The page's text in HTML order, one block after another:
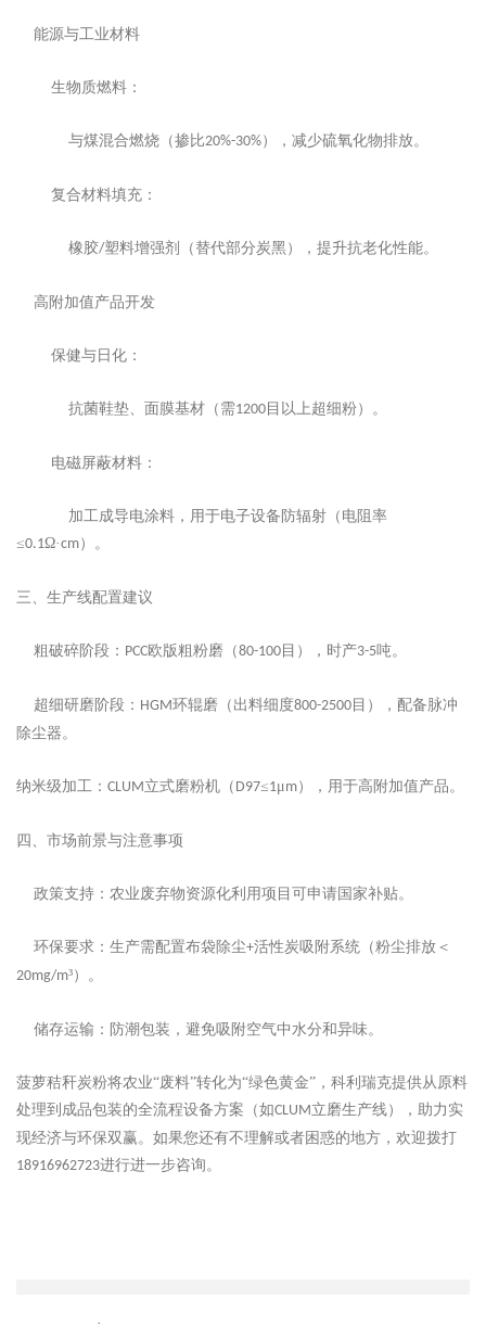
‌能源与工业材料‌
‌生物质燃料‌：
与煤混合燃烧（掺比20%-30%），减少硫氧化物排放。
‌复合材料填充‌：
橡胶/塑料增强剂（替代部分炭黑），提升抗老化性能。
‌高附加值产品开发‌
‌保健与日化‌：
抗菌鞋垫、面膜基材（需1200目以上超细粉）。
‌电磁屏蔽材料‌：
加工成导电涂料，用于电子设备防辐射（电阻率
≤0.1Ω·cm）。
‌三、生产线配置建议‌
‌粗破碎阶段‌： PCC欧版粗粉磨（80-100目），时产3-5吨。
‌超细研磨阶段‌： HGM环辊磨（出料细度800-2500目），配备脉冲
除尘器。
‌纳米级加工‌： CLUM立式磨粉机（ D97≤1μ m），用于高附加值产品。
‌四、市场前景与注意事项‌
‌政策支持‌：农业废弃物资源化利用项目可申请国家补贴。
‌环保要求‌：生产需配置布袋除尘+活性炭吸附系统（粉尘排放＜
20mg/m³）。
‌储存运输‌：防潮包装，避免吸附空气中水分和异味。
菠萝秸秆炭粉将农业“废料”转化为“绿色黄金”，科利瑞克提供从原料
处理到成品包装的‌全流程设备方案‌（如CLUM立磨生产线），助力实
现经济与环保双赢。如果您还有不理解或者困惑的地方，欢迎拨打
18916962723进行进一步咨询。